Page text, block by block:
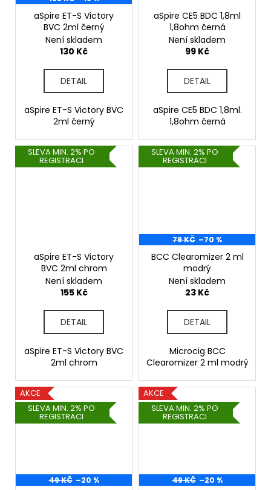
aSpire ET-S Victory
BVC 2ml černý
Není skladem
130 Kč
DETAIL
aSpire ET-S Victory BVC
2ml černý
aSpire CE5 BDC 1,8ml
1,8ohm černá
Není skladem
99 Kč
DETAIL
aSpire CE5 BDC 1,8ml.
1,8ohm černá
SLEVA MIN. 2% PO
REGISTRACI
aSpire ET-S Victory
BVC 2ml chrom
Není skladem
155 Kč
DETAIL
aSpire ET-S Victory BVC
2ml chrom
SLEVA MIN. 2% PO
REGISTRACI
79 KČ –70 %
BCC Clearomizer 2 ml
modrý
Není skladem
23 Kč
DETAIL
Microcig BCC
Clearomizer 2 ml modrý
AKCE
SLEVA MIN. 2% PO
REGISTRACI
49 KČ –20 %
AKCE
SLEVA MIN. 2% PO
REGISTRACI
49 KČ –20 %